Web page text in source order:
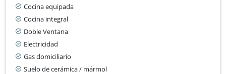
Cocina equipada
Cocina integral
Doble Ventana
Electricidad
Gas domiciliario
Suelo de cerámica / mármol